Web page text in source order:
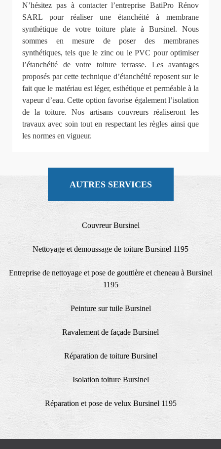
N’hésitez pas à contacter l’entreprise BatiPro Rénov
SARL pour réaliser une étanchéité à membrane
synthétique de votre toiture plate à Bursinel. Nous
sommes en mesure de poser des membranes
synthétiques, tels que le zinc ou le PVC pour optimiser
l’étanchéité de votre toiture terrasse. Les avantages
proposés par cette technique d’étanchéité reposent sur le
fait que le matériau est léger, esthétique et perméable à la
vapeur d’eau. Cette option favorise également l’isolation
de la toiture. Nos artisans couvreurs réaliseront les
travaux avec soin tout en respectant les règles ainsi que
les normes en vigueur.
AUTRES SERVICES
Couvreur Bursinel
Nettoyage et demoussage de toiture Bursinel 1195
Entreprise de nettoyage et pose de gouttière et cheneau à Bursinel
1195
Peinture sur tuile Bursinel
Ravalement de façade Bursinel
Réparation de toiture Bursinel
Isolation toiture Bursinel
Réparation et pose de velux Bursinel 1195